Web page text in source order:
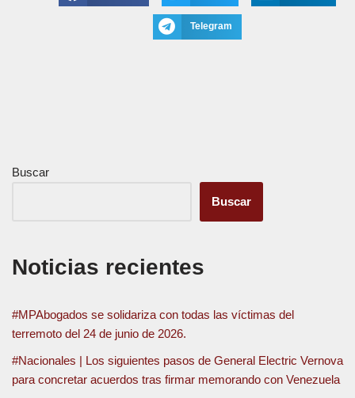
Telegram
Buscar
Buscar
Noticias recientes
#MPAbogados se solidariza con todas las víctimas del
terremoto del 24 de junio de 2026.
#Nacionales | Los siguientes pasos de General Electric Vernova
para concretar acuerdos tras firmar memorando con Venezuela